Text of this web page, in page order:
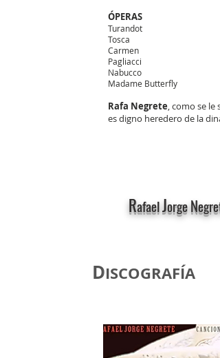
ÓPERAS
Turandot
Tosca
Carmen
Pagliacci
Nabucco
Madame Butterfly
Rafa Negrete, como se le
es digno heredero de la
RafaelJorgeNegrete
DISCOGRAFÍA